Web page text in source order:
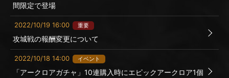
間限定で登場
2022/10/19 16:00 重要
攻城戦の報酬変更について
2022/10/18 14:00 イベント
「アークロアガチャ」10連購入時にエピックアークロア1個